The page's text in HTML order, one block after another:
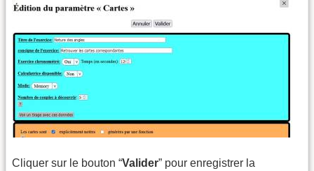
Cliquer sur le bouton “Valider” pour enregistrer la